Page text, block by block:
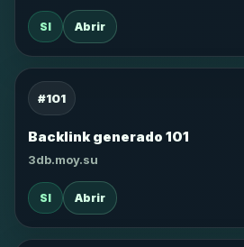
SI Abrir
#101
Backlink generado 101
3db.moy.su
SI Abrir